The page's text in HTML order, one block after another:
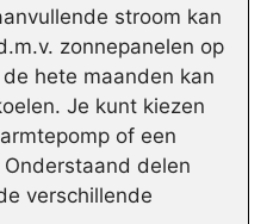
stroom kan
zonnepanelen op
hete maanden kan
Je kunt kiezen
of een
delen
verschillende